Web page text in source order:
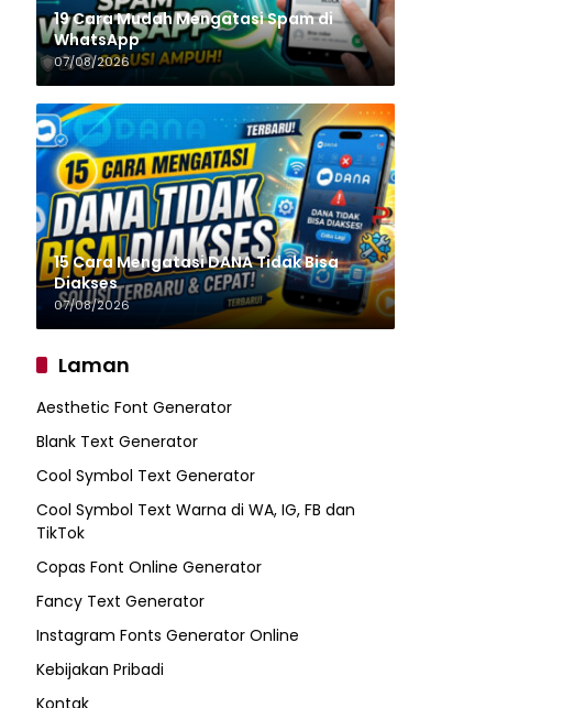
19 Cara Mudah Mengatasi Spam di
WhatsApp
07/08/2026
15 Cara Mengatasi DANA Tidak Bisa
Diakses
07/08/2026
Laman
Aesthetic Font Generator
Blank Text Generator
Cool Symbol Text Generator
Cool Symbol Text Warna di WA, IG, FB dan
TikTok
Copas Font Online Generator
Fancy Text Generator
Instagram Fonts Generator Online
Kebijakan Pribadi
Kontak